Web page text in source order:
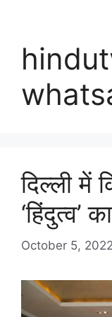
दिल्ली में
‘हिंदुत्व’
October 5, 2022